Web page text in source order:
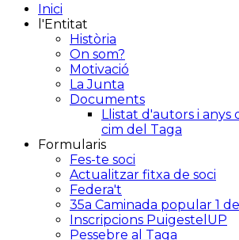
Inici
l'Entitat
Història
On som?
Motivació
La Junta
Documents
Llistat d'autors i anys
cim del Taga
Formularis
Fes-te soci
Actualitzar fitxa de soci
Federa't
35a Caminada popular 1
Inscripcions PuigestelUP
Pessebre al Taga